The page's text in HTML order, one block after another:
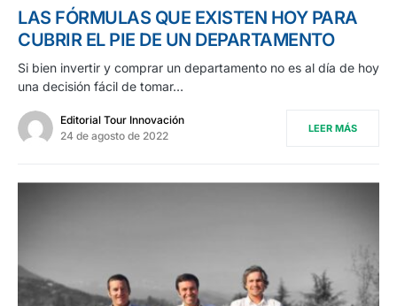
LAS FÓRMULAS QUE EXISTEN HOY PARA
CUBRIR EL PIE DE UN DEPARTAMENTO
Si bien invertir y comprar un departamento no es al día de hoy
una decisión fácil de tomar…
Editorial Tour Innovación
24 de agosto de 2022
LEER MÁS